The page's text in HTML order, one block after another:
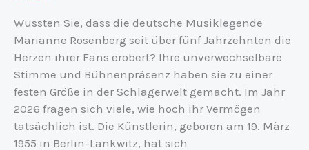
Wussten Sie, dass die deutsche Musiklegende
Marianne Rosenberg seit über fünf Jahrzehnten die
Herzen ihrer Fans erobert? Ihre unverwechselbare
Stimme und Bühnenpräsenz haben sie zu einer
festen Größe in der Schlagerwelt gemacht. Im Jahr
2026 fragen sich viele, wie hoch ihr Vermögen
tatsächlich ist. Die Künstlerin, geboren am 19. März
1955 in Berlin-Lankwitz, hat sich